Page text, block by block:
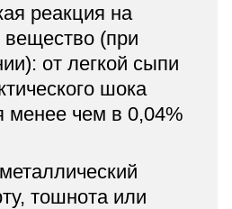
реакция на
вещество (при
от легкой сыпи
шока
менее чем в 0,04%
тошнота или